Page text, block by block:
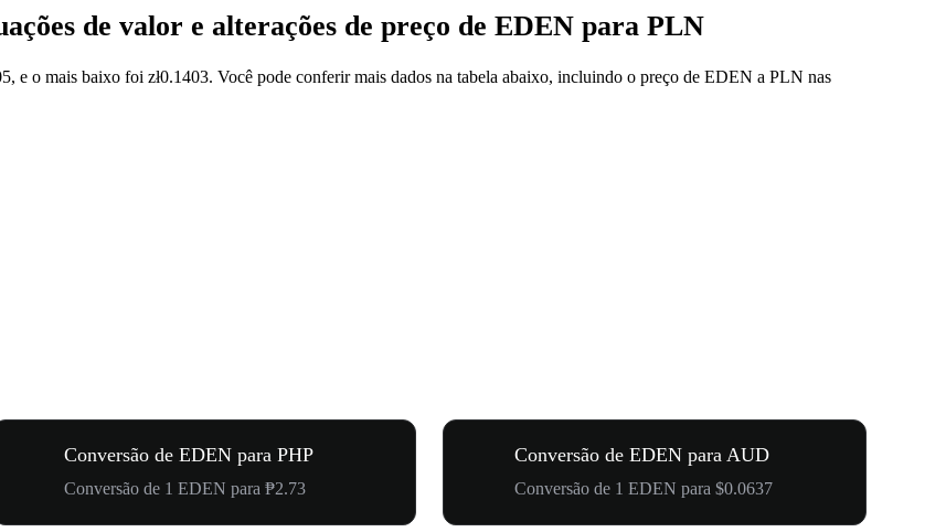
de valor e alterações de preço de EDEN para PLN
e o mais baixo foi zł0.1403. Você pode conferir mais dados na tabela abaixo, incluindo o preço de EDEN a PLN nas
Conversão de EDEN para PHP
Conversão de 1 EDEN para ₱2.73
Conversão de EDEN para AUD
Conversão de 1 EDEN para $0.0637